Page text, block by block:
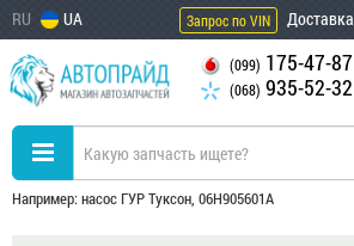
RU UA Запрос по VIN Доставка
(099) 175-47-87
(068) 935-52-32
Например: насос ГУР Туксон, 06H905601A